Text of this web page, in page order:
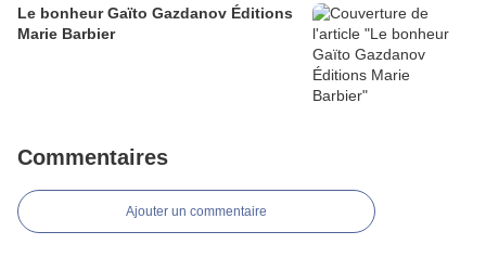
Le bonheur Gaïto Gazdanov Éditions
Marie Barbier
Commentaires
Ajouter un commentaire